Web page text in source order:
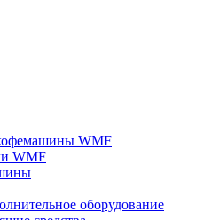
WMF
WMF
оборудование